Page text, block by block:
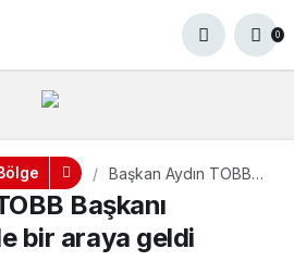
0
Başkan Aydın TOBB
Başkanı Hisarcıklıoğlu
ile bir araya geldi
Başkanı
bir araya geldi
0 Paylaş